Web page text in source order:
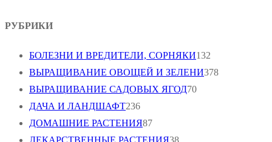
РУБРИКИ
БОЛЕЗНИ И ВРЕДИТЕЛИ, СОРНЯКИ132
ВЫРАЩИВАНИЕ ОВОЩЕЙ И ЗЕЛЕНИ378
ВЫРАЩИВАНИЕ САДОВЫХ ЯГОД70
ДАЧА И ЛАНДШАФТ236
ДОМАШНИЕ РАСТЕНИЯ87